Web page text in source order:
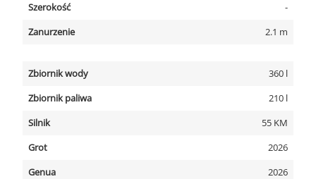
Szerokość
-
Zanurzenie
2.1 m
Zbiornik wody
360 l
Zbiornik paliwa
210 l
Silnik
55 KM
Grot
2026
Genua
2026